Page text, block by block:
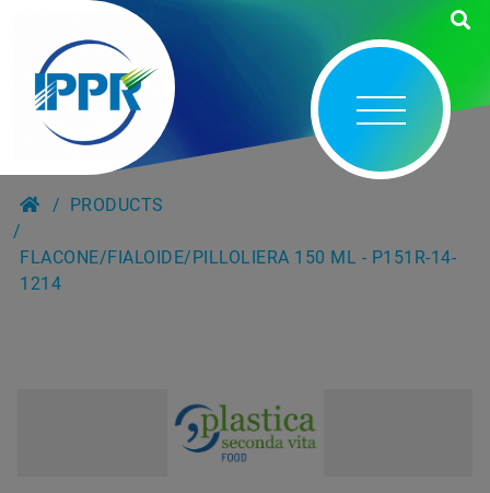
PRODUCTS
FLACONE/FIALOIDE/PILLOLIERA 150 ML - P151R-14-
1214